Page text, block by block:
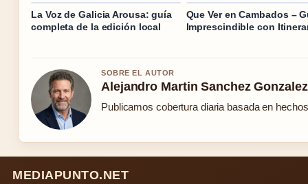
La Voz de Galicia Arousa: guía
completa de la edición local
Que Ver en Cambados –
Imprescindible con
SOBRE EL AUTOR
Alejandro Martin Sanchez Gonzalez
Publicamos cobertura diaria basada en
MEDIAPUNTO.NET